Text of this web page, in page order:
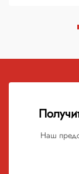
Наш